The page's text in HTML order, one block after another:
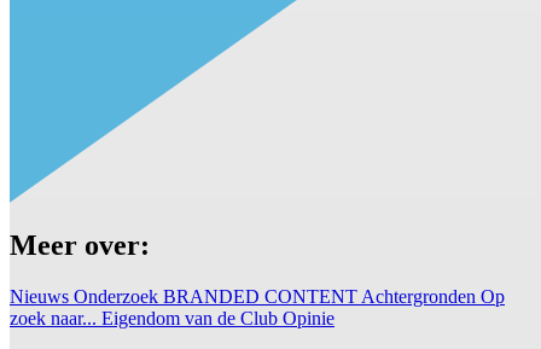
Meer over:
Nieuws Onderzoek BRANDED CONTENT Achtergronden Op
zoek naar... Eigendom van de Club Opinie